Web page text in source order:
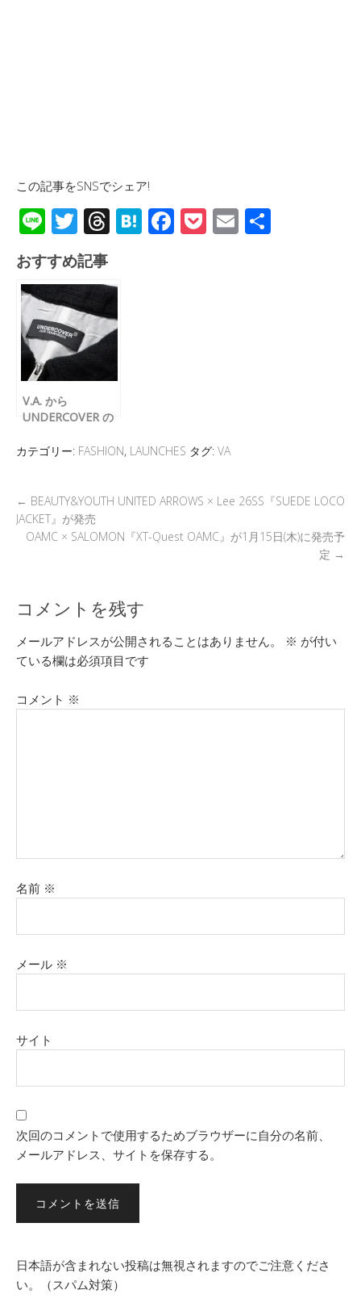
この記事をSNSでシェア!
Li
n
e
T
wi
tt
er
T
a
d
s
H F P E
おすすめ記事
V.A. から
UNDERCOVER の
テムが10月4日(土)
カテゴリー: FASHION, LAUNCHES タグ: VA
← BEAUTY&YOUTH UNITED ARROWS × Lee 26SS『SUEDE LOCO
JACKET』が発売
OAMC × SALOMON『XT-Quest OAMC』が1月15日(木)に発売予
定 →
コメントを残す
メールアドレスが公開されることはありません。 ※ が付い
ている欄は必須項目です
コメント ※
名前 ※
メール ※
サイト
次回のコメントで使用するためブラウザーに自分の名前、
メールアドレス、サイトを保存する。
日本語が含まれない投稿は無視されますのでご注意くださ
い。（スパム対策）